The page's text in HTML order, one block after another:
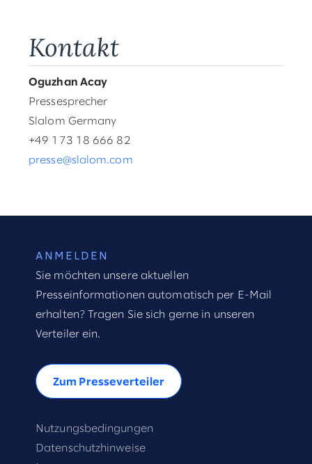
Kontakt
Oguzhan Acay
Pressesprecher
Slalom Germany
+49 173 18 666 82
presse@slalom.com
ANMELDEN
Sie möchten unsere aktuellen
Presseinformationen automatisch per E-Mail
erhalten? Tragen Sie sich gerne in unseren
Verteiler ein.
Zum Presseverteiler
Nutzungsbedingungen
Datenschutzhinweise